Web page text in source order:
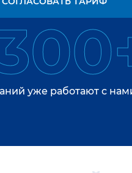
уже работают с